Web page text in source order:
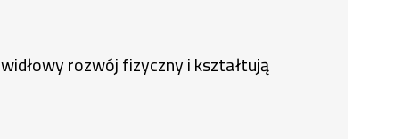
rozwój fizyczny i kształtują